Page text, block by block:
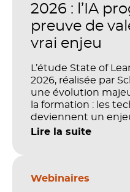
2026 : l’IA
preuve de
vrai enjeu
L’étude State of
2026, réalisée par
une évolution
la formation : les
deviennent un
performance et de
stratégique. Mais
Lire la suite
Webinaires